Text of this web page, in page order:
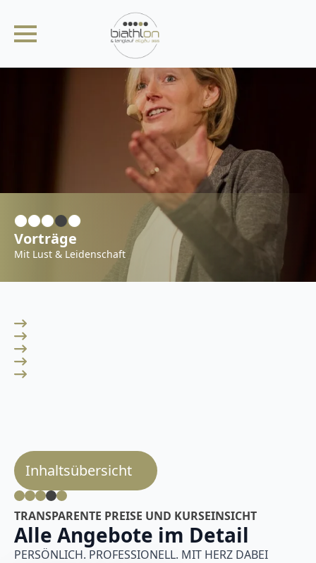
Vorträge
Mit Lust & Leidenschaft
Inhaltsübersicht
TRANSPARENTE PREISE UND KURSEINSICHT
Alle Angebote im Detail
PERSÖNLICH. PROFESSIONELL. MIT HERZ DABEI